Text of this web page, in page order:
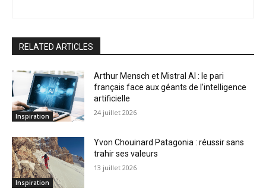
RELATED ARTICLES
Inspiration
Arthur Mensch et Mistral AI : le pari
français face aux géants de l’intelligence
artificielle
24 juillet 2026
Inspiration
Yvon Chouinard Patagonia : réussir sans
trahir ses valeurs
13 juillet 2026